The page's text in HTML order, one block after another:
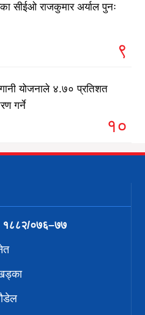
सीईओ राजकुमार अर्याल पुनः
९
योजनाले ४.७० प्रतिशत
गर्ने
१०
१८८२/०७६–७७